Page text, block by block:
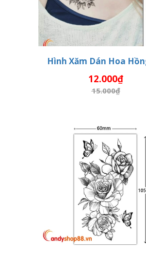
THÊM VÀO GIỎ HÀNG
Hình Xăm Dán Hoa
12.000₫
15.000₫